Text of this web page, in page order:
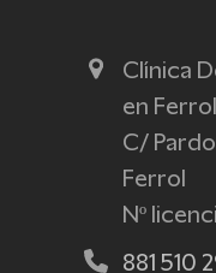
Clínica
en Ferrol
C/ Pardo
Ferrol
Nº
881 510